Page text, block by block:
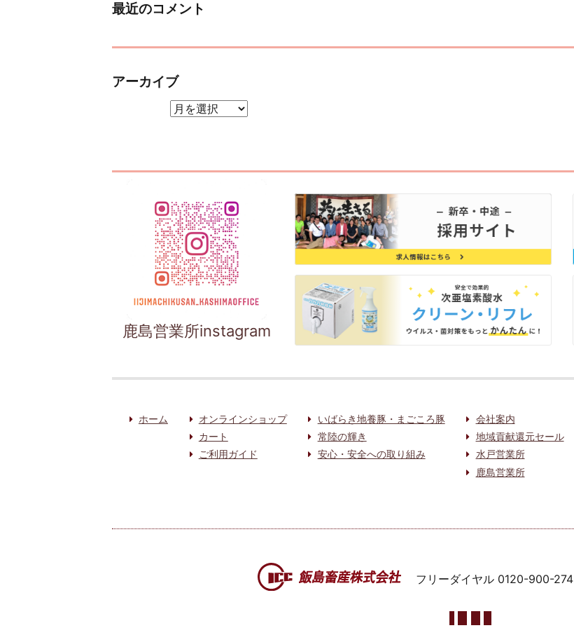
最近のコメント
アーカイブ
鹿島営業所instagram
ホーム
オンラインショップ
カート
ご利用ガイド
いばらき地養豚・まごころ豚
常陸の輝き
安心・安全への取り組み
会社案内
地域貢献還元セール
水戸営業所
鹿島営業所
フリーダイヤル 0120-900-274